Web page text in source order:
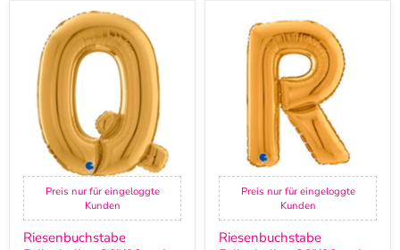
Riesenbuchstabe
Folienballon
26"/66cm
Gold
Preis nur für eingeloggte
Kunden
Riesenbuchstabe
Riesenbuchstabe
Folienballon
26"/66cm
Preis nur für eingeloggte
Kunden
Riesenbuchstabe